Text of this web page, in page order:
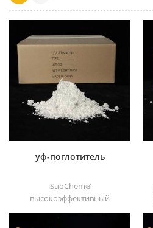
уф-поглотитель
iSuoChem®
высокоэффективный